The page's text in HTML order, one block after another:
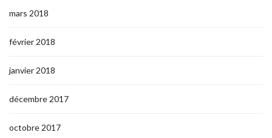
mars 2018
février 2018
janvier 2018
décembre 2017
octobre 2017